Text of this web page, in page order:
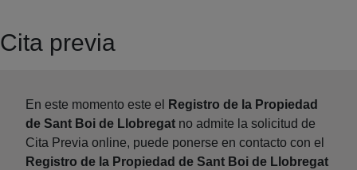
Cita previa
En este momento este el
Registro de la Propiedad
de Sant Boi de Llobregat no admite la solicitud de
Cita Previa online, puede ponerse en contacto con el
Registro de la Propiedad de Sant Boi de Llobregat